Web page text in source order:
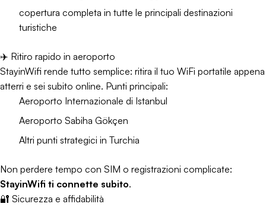
copertura completa in tutte le principali destinazioni
turistiche
✈️ Ritiro rapido in aeroporto
StayinWifi rende tutto semplice: ritira il tuo WiFi portatile appena
atterri e sei subito online. Punti principali:
Aeroporto Internazionale di Istanbul
Aeroporto Sabiha Gökçen
Altri punti strategici in Turchia
Non perdere tempo con SIM o registrazioni complicate:
StayinWifi ti connette subito.
🔐 Sicurezza e affidabilità